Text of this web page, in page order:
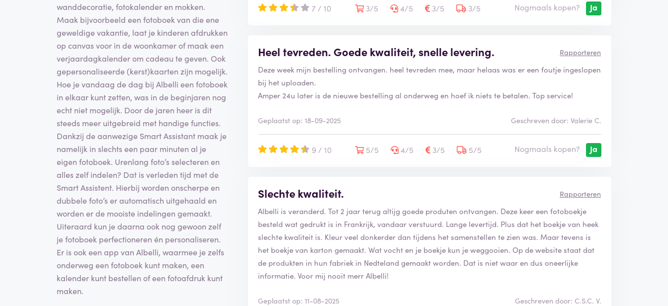
wanddecoratie, fotokalender en mokken.
Maak bijvoorbeeld een fotoboek van die ene
geweldige vakantie, laat je kinderen afdrukken
op canvas voor in de woonkamer of maak een
verjaardagkalender om cadeau te geven. Ook
gepersonaliseerde (kerst)kaarten zijn mogelijk.
Hoe je vandaag de dag bij Albelli een fotoboek
in elkaar kunt zetten, was in de beginjaren nog
echt niet mogelijk. Door de jaren heer is dit
steeds meer uitgebreid met handige functies.
Dankzij de aanwezige Smart Assistant maak je
namelijk in slechts een paar minuten al je
eigen fotoboek. Urenlang foto’s selecteren en
alles zelf indelen? Dat is verleden tijd met de
Smart Assistent. Hierbij worden onscherpe en
dubbele foto’s er automatisch uitgehaald en
worden er de mooiste indelingen gemaakt.
Uiteraard kun je daarna ook nog gewoon zelf
je fotoboek perfectioneren én personaliseren.
Er is ook een app van Albelli, waarmee je zelfs
onderweg een fotoboek kunt maken, een
kalender kunt bestellen of een fotoafdruk kunt
maken.
7 / 10 3/5 4/5 3/5 3/5 Nogmaals kopen? Ja
Heel tevreden. Goede kwaliteit, snelle levering. Rapporteren
Deze week mijn bestelling ontvangen. heel tevreden mee, maar helaas was er een foutje ingeslopen
bij het uploaden.
Amper 24u later is de nieuwe bestelling al onderweg en hoef ik niets te betalen. Top service!
Geplaatst op: 18-09-2025 Geschreven door: Valerie C.
9 / 10 5/5 4/5 3/5 5/5 Nogmaals kopen? Ja
Slechte kwaliteit. Rapporteren
Albelli is veranderd. Tot 2 jaar terug altijg goede produten ontvangen. Deze keer een fotoboekje
besteld wat gedrukt is in Frankrijk, vandaar verstuurd. Lange levertijd. Plus dat het boekje van heek
slechte kwaliteit is. Kleur veel donkerder dan tijdens het samenstellen te zien was. Maar tevens is
het boekje van karton gemaakt. Wat vocht en je boekje kun je weggooien. Op de website staat dat
de produkten in hun fabriek in Nedteland gemaakt worden. Dat is niet waar en dus oneerlijke
informatie. Voor mij nooit merr Albelli!
Geplaatst op: 11-08-2025 Geschreven door: C.S.C. V.